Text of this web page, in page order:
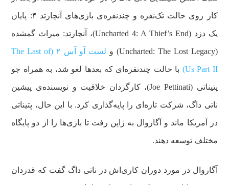
کار روی حالت تک‌نفره و چندنفره‌ی بازی‌های آنچارتد ۴: پایان
یک دزد (Uncharted 4: A Thief’s End)، آنچارتد: میراث گمشده
(Uncharted: The Lost Legacy) و لست آو آس ۲ (The Last of
Us Part II) با حالت چندنفره‌ای که بعدها لغو شد، به همراه جو
پتیناتی (Joe Pettinati)، کارگردان خلاقیت و نویسنده‌ی پیشین
ناتی داگ، شرکت تازه‌ای را پایه‌گذاری کرد. با این حال، پتیناتی
در آمریکا ماند و آگاروال به ژاپن رفت تا بازی‌ها را از دو پایگاه
مختلف توسعه دهند.
آگاروال در مورد دوران کاری‌اش در ناتی داگ گفت که قدردان